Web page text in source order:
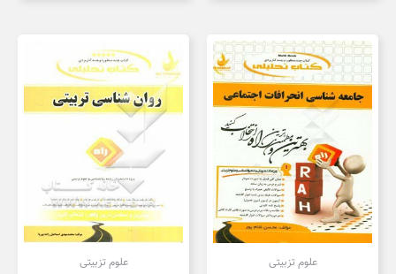
علوم تزبیتی علوم تزبیتی